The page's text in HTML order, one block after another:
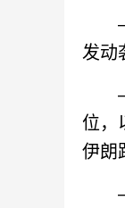
——
发动
——
位，
伊朗
——